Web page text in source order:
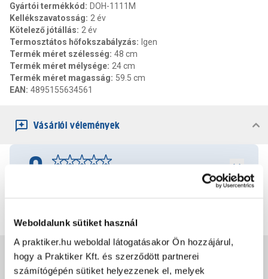
Weboldalunk sütiket használ
A praktiker.hu weboldal látogatásakor Ön hozzájárul,
hogy a Praktiker Kft. és szerződött partnerei
számítógépén sütiket helyezzenek el, melyek
Gyártói termékkód : DOH-1111M
Kellékszavatosság: 2 év
Kötelező jótállás: 2 év
Termosztátos hőfokszabályzás: Igen
Termék méret szélesség: 48 cm
Termék méret mélysége: 24 cm
Termék méret magasság: 59.5 cm
EAN : 4895155634561
Vásárlói vélemények
0
Jótállás, szavatosság